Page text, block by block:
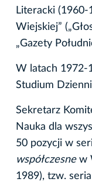
Literacki (1960-
Wiejskiej”
„Gazety
W latach 1972-
Studium
Sekretarz
Nauka dla
50 pozycji w
współczesnew
1989), tzw.